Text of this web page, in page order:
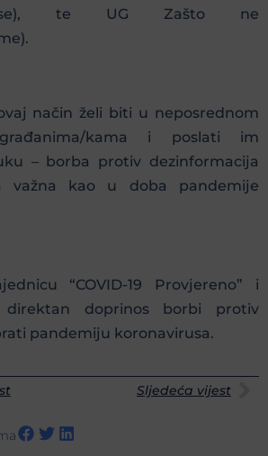
te UG Zašto ne
način želi biti u neposrednom
kama i poslati im
– borba protiv dezinformacija
važna kao u doba pandemije
“COVID-19 Provjereno” i
direktan doprinos borbi protiv
pandemiju koronavirusa.
Sljedeća vijest